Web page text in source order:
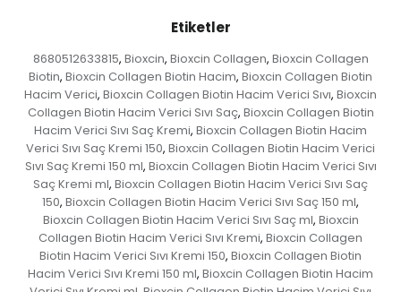
Etiketler
8680512633815, Bioxcin, Bioxcin Collagen, Bioxcin Collagen
Biotin, Bioxcin Collagen Biotin Hacim, Bioxcin Collagen Biotin
Hacim Verici, Bioxcin Collagen Biotin Hacim Verici Sıvı, Bioxcin
Collagen Biotin Hacim Verici Sıvı Saç, Bioxcin Collagen Biotin
Hacim Verici Sıvı Saç Kremi, Bioxcin Collagen Biotin Hacim
Verici Sıvı Saç Kremi 150, Bioxcin Collagen Biotin Hacim Verici
Sıvı Saç Kremi 150 ml, Bioxcin Collagen Biotin Hacim Verici Sıvı
Saç Kremi ml, Bioxcin Collagen Biotin Hacim Verici Sıvı Saç
150, Bioxcin Collagen Biotin Hacim Verici Sıvı Saç 150 ml,
Bioxcin Collagen Biotin Hacim Verici Sıvı Saç ml, Bioxcin
Collagen Biotin Hacim Verici Sıvı Kremi, Bioxcin Collagen
Biotin Hacim Verici Sıvı Kremi 150, Bioxcin Collagen Biotin
Hacim Verici Sıvı Kremi 150 ml, Bioxcin Collagen Biotin Hacim